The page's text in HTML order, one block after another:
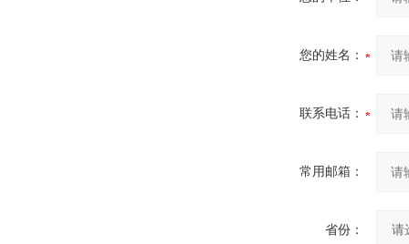
您的姓名：
联系电话：
常用邮箱：
省份：